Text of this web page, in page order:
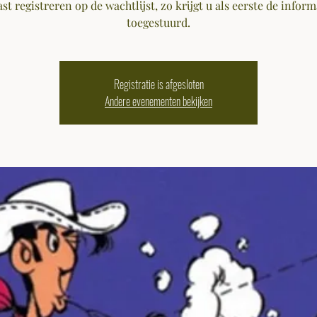
registreren op de wachtlijst, zo krijgt u als eerste de
toegestuurd.
Registratie is afgesloten
Andere evenementen bekijken